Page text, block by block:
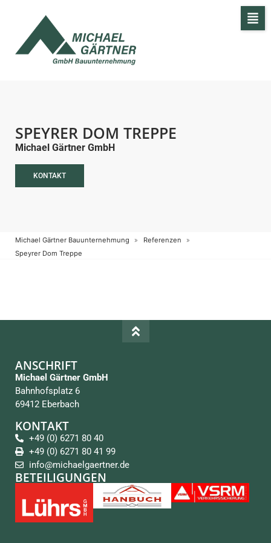
SPEYRER DOM TREPPE
Michael Gärtner GmbH
KONTAKT
Michael Gärtner Bauunternehmung
Referenzen
Speyrer Dom Treppe
ANSCHRIFT
Michael Gärtner GmbH
Bahnhofsplatz 6
69412 Eberbach
KONTAKT
+49 (0) 6271 80 40
+49 (0) 6271 80 41 99
info@michaelgaertner.de
BETEILIGUNGEN